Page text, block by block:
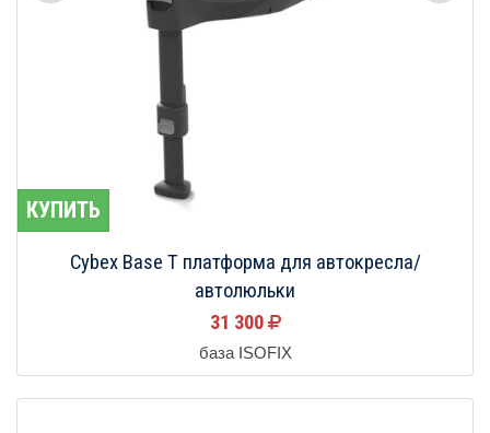
КУПИТЬ
Cybex Base T платформа для автокресла/
автолюльки
31 300
база ISOFIX